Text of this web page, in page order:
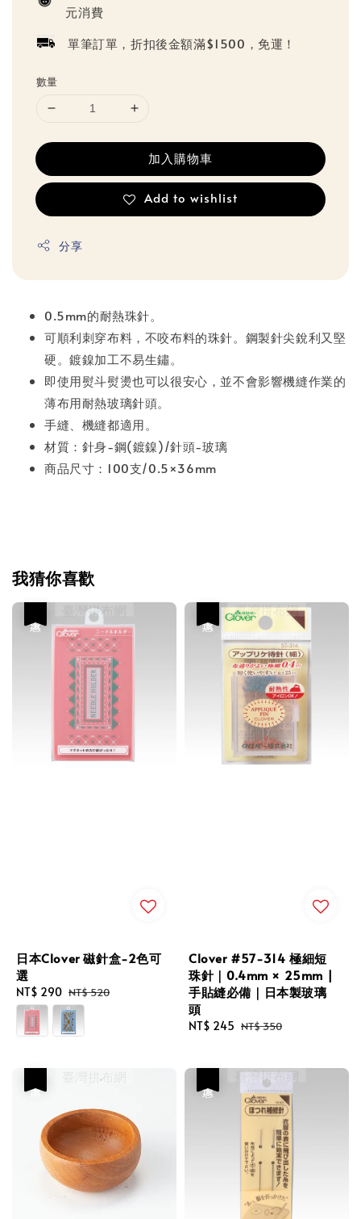
元消費
單筆訂單，折扣後金額滿$1500，免運！
數量
加入購物車
Add to wishlist
分享
0.5mm的耐熱珠針。
可順利刺穿布料，不咬布料的珠針。鋼製針尖銳利又堅
硬。鍍鎳加工不易生鏽。
即使用熨斗熨燙也可以很安心，並不會影響機縫作業的
薄布用耐熱玻璃針頭。
手縫、機縫都適用。
材質：針身-鋼(鍍鎳)/針頭-玻璃
商品尺寸：100支/0.5×36mm
我猜你喜歡
日本Clover 磁針盒-2色可
選
Sale
price
NT$ 290 Regular
price
NT$ 520
Clover #57-314 極細短
珠針｜0.4mm × 25mm |
手貼縫必備｜日本製玻璃
頭
Sale
NT$ 245 Regular
NT$ 350